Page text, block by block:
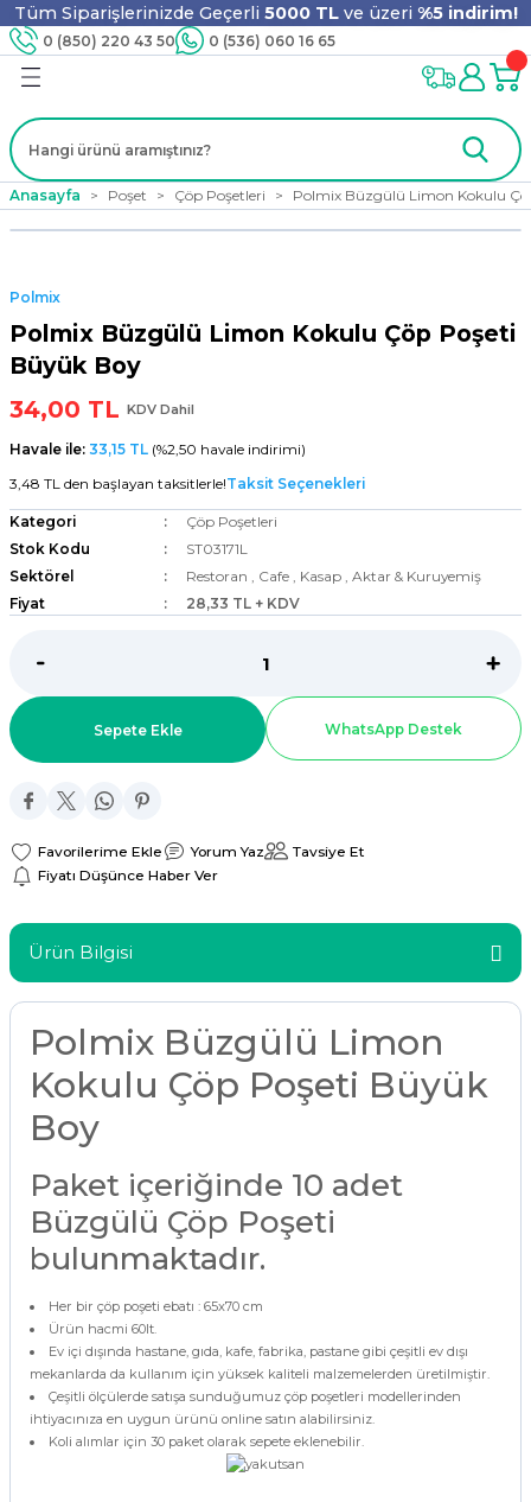
Tüm Siparişlerinizde Geçerli 5000 TLve üzeri %5 indirim!
0 (850) 220 43 50 0 (536) 060 16 65
Geri Dön
Geri Dön
Ürünleri
Geri Dön
Geri Dön
Tahta Karıştırıcı
Geri Dön
Geri Dön
Geri Dön
Geri Dön
Anasayfa Poşet Çöp Poşetleri Polmix Büzgülü Limon Kokulu
Polmix
Polmix Büzgülü Limon Kokulu Çöp Poşeti
Büyük Boy
34,00 TL KDV Dahil
Havale ile: 33,15 TL (%2,50 havale indirimi)
3,48 TL den başlayan taksitlerle!Taksit Seçenekleri
Kategori
Çöp Poşetleri
Stok Kodu
ST03171L
Sektörel
Restoran , Cafe , Kasap , Aktar & Kuruyemiş
Fiyat
28,33 TL + KDV
Sepete Ekle WhatsApp Destek
Yorum Yaz
Tavsiye Et
Fiyatı Düşünce Haber Ver
Ürün Bilgisi
Polmix Büzgülü Limon
Kokulu Çöp Poşeti Büyük
Boy
Paket içeriğinde 10 adet
Büzgülü Çöp Poşeti
bulunmaktadır.
Her bir çöp poşeti ebatı : 65x70 cm
Ürün hacmi 60lt.
Ev içi dışında hastane, gıda, kafe, fabrika, pastane gibi çeşitli ev dışı
mekanlarda da kullanım için yüksek kaliteli malzemelerden üretilmiştir.
Çeşitli ölçülerde satışa sunduğumuz çöp poşetleri modellerinden
ihtiyacınıza en uygun ürünü online satın alabilirsiniz.
Koli alımlar için 30 paket olarak sepete eklenebilir.